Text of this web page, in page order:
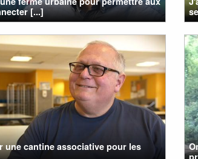
[...]
une cantine associative pour les